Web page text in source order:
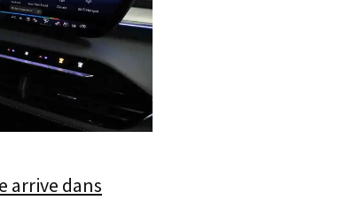
arrive dans